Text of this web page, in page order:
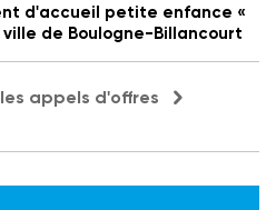
d'accueil petite enfance «
de Boulogne-Billancourt
appels d'offres